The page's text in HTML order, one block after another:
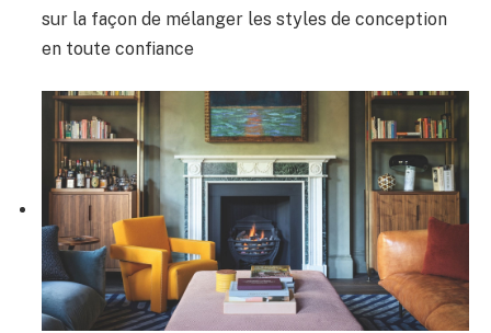
sur la façon de mélanger les styles de conception
en toute confiance